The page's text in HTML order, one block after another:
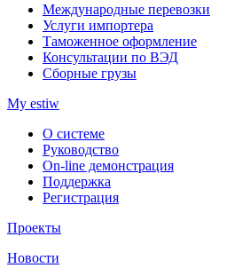
Международные перевозки
Услуги импортера
Таможенное оформление
Консультации по ВЭД
Сборные грузы
My estiw
О системе
Руководство
On-line демонстрация
Поддержка
Регистрация
Проекты
Новости